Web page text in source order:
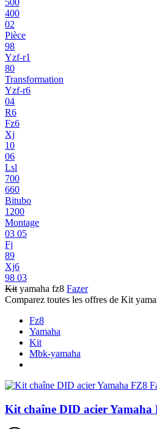
400
02
Pièce
98
Yzf-r1
80
Transformation
Yzf-r6
04
R6
Fz6
Xj
10
06
Lsl
700
660
Bitubo
1200
Montage
03 05
Fj
89
Xj6
98 03
Kit yamaha fz8 Fazer
Comparez toutes les offres de Kit
Fz8
Yamaha
Kit
Mbk-yamaha
Kit chaîne DID acier Yamaha